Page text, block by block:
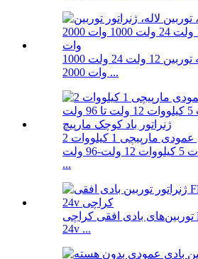
توربین بادی گل لاله توربین 12 ولت 24 ولت 1000
وات 2000 ...
توربین بادی عمودی مارپیچی 1 کیلووات 2
کیلووات 3 کیلووات 5 کیلووات 12 ولت-96 ولت
...
توربین‌های بادی افقی کراچی FLYT 1000w 12v
24v ...